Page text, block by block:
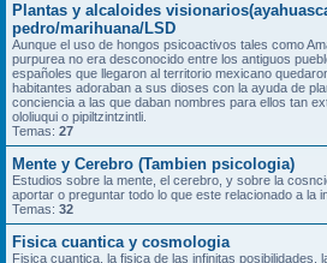
Plantas y alcaloides
pedro/marihuana/LSD
Aunque el uso de hongos psicoactivos tales como
purpurea no era desconocido entre los antiguos
españoles que llegaron al territorio mexicano
habitantes adoraban a sus dioses con la ayuda de
conciencia a las que daban nombres para ellos tan
ololiuqui o pipiltzintzintli.
Temas: 27
Mente y Cerebro (Tambien psicologia)
Estudios sobre la mente, el cerebro, y sobre la
aportar o preguntar todo lo que este relacionado a la
Temas: 32
Fisica cuantica y cosmologia
Fisica cuantica, la fisica de las infinitas posibilidades,